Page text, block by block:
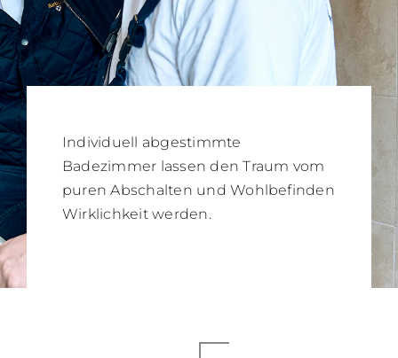
Individuell abgestimmte
Badezimmer lassen den Traum vom
puren Abschalten und Wohlbefinden
Wirklichkeit werden.